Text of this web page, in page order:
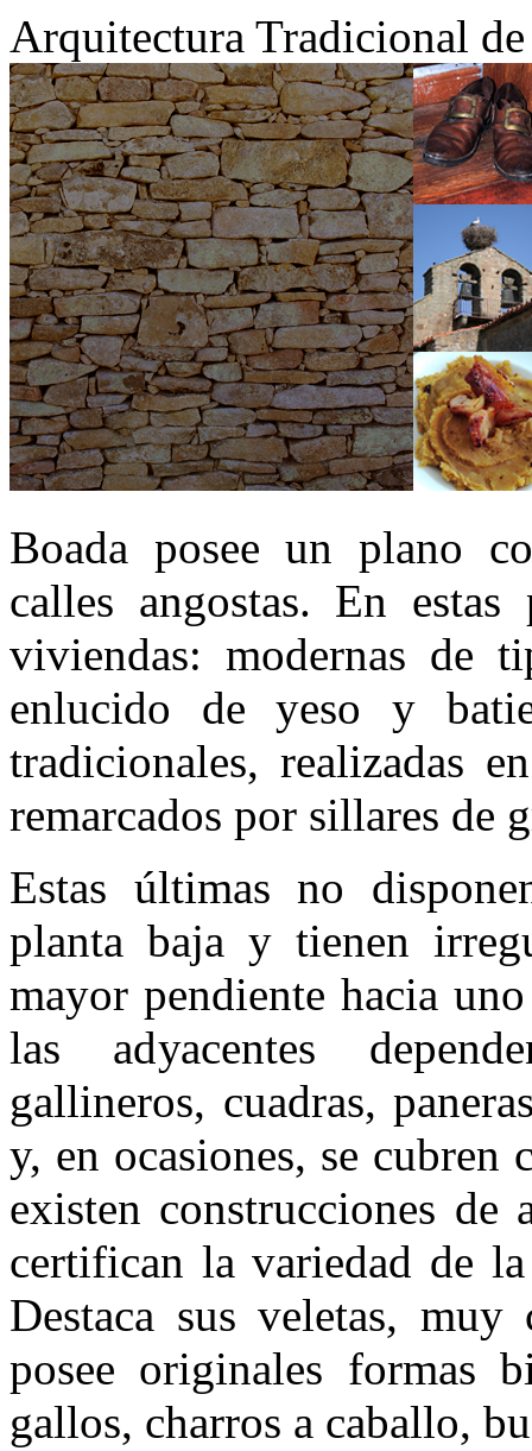
Arquitectura Tradicional
Boada posee un plano
calles angostas. En
viviendas: modernas de
enlucido de yeso y
tradicionales, realizadas
remarcados por sillares de
Estas últimas no
planta baja y tienen
mayor pendiente hacia
las adyacentes
gallineros, cuadras,
y, en ocasiones, se
existen construcciones de
certifican la variedad de
Destaca sus veletas,
posee originales formas
gallos, charros a caballo,